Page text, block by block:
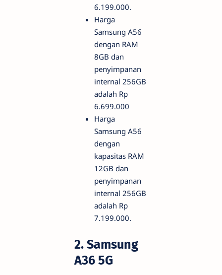
6.199.000.
Harga
Samsung A56
dengan RAM
8GB dan
penyimpanan
internal 256GB
adalah Rp
6.699.000
Harga
Samsung A56
dengan
kapasitas RAM
12GB dan
penyimpanan
internal 256GB
adalah Rp
7.199.000.
2. Samsung
A36 5G